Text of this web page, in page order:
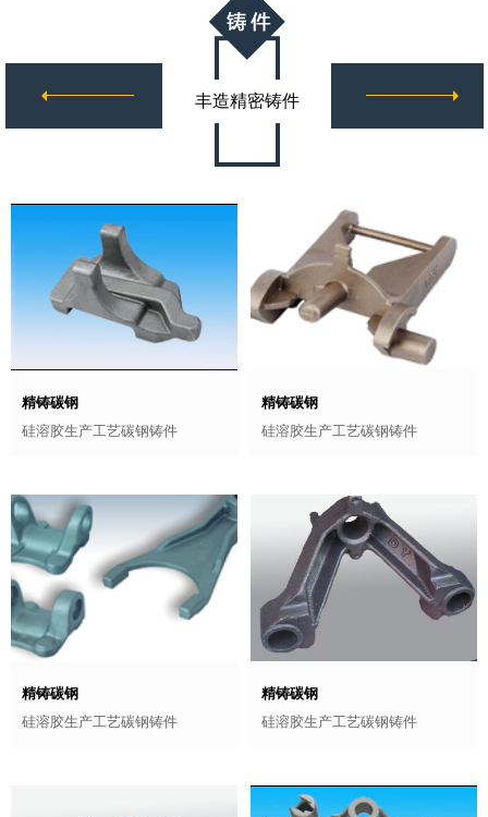
丰造精密铸件
精铸碳钢
硅溶胶生产工艺碳钢铸件
精铸碳钢
硅溶胶生产工艺碳钢铸件
精铸碳钢
硅溶胶生产工艺碳钢铸件
精铸碳钢
硅溶胶生产工艺碳钢铸件